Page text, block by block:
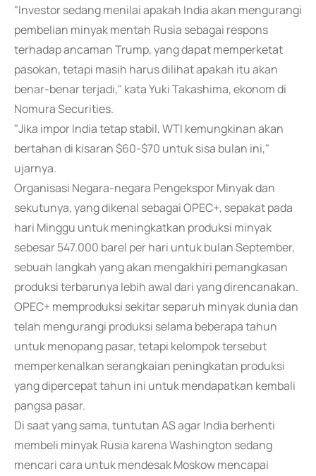
"Investor sedang menilai apakah India akan mengurangi
pembelian minyak mentah Rusia sebagai respons
terhadap ancaman Trump, yang dapat memperketat
pasokan, tetapi masih harus dilihat apakah itu akan
benar-benar terjadi," kata Yuki Takashima, ekonom di
Nomura Securities.
"Jika impor India tetap stabil, WTI kemungkinan akan
bertahan di kisaran $60-$70 untuk sisa bulan ini,"
ujarnya.
Organisasi Negara-negara Pengekspor Minyak dan
sekutunya, yang dikenal sebagai OPEC+, sepakat pada
hari Minggu untuk meningkatkan produksi minyak
sebesar 547.000 barel per hari untuk bulan September,
sebuah langkah yang akan mengakhiri pemangkasan
produksi terbarunya lebih awal dari yang direncanakan.
OPEC+ memproduksi sekitar separuh minyak dunia dan
telah mengurangi produksi selama beberapa tahun
untuk menopang pasar, tetapi kelompok tersebut
memperkenalkan serangkaian peningkatan produksi
yang dipercepat tahun ini untuk mendapatkan kembali
pangsa pasar.
Di saat yang sama, tuntutan AS agar India berhenti
membeli minyak Rusia karena Washington sedang
mencari cara untuk mendesak Moskow mencapai